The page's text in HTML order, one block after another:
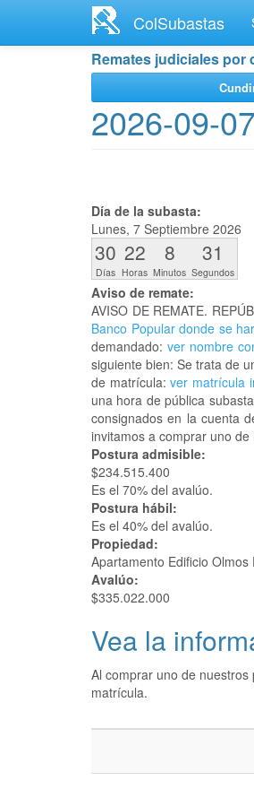
contenido
ColSubastas
Remates judiciales por
2026-09-
Día de la subasta:
Lunes, 7 Septiembre 2026
30
Días
22
Horas
8
Minutos
31
Segundos
Aviso de remate:
AVISO DE REMATE.
Banco Popular donde se
demandado: ver nombre
siguiente bien: Se trata de
de matrícula:ver matrícula
una hora de pública
consignados en la cuenta
invitamos a comprar uno
Postura admisible:
$234.515.400
Es el 70% del avalúo.
Postura hábil:
Es el 40% del avalúo.
Propiedad:
Apartamento Edificio
Avalúo:
$335.022.000
Vea la
Al comprar uno de
matrícula.